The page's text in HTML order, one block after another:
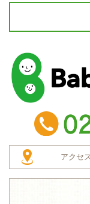
baby smile
TEL：0225-
アクセス